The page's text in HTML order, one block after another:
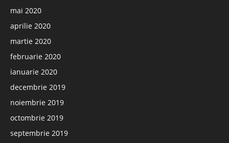
mai 2020
aprilie 2020
martie 2020
februarie 2020
ianuarie 2020
decembrie 2019
noiembrie 2019
octombrie 2019
septembrie 2019